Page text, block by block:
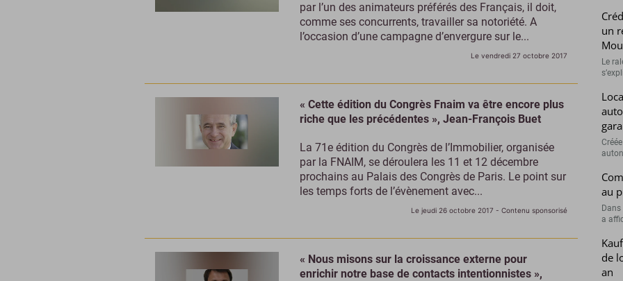
par l’un des animateurs préférés des Français, il doit,
comme ses concurrents, travailler sa notoriété. A
l’occasion d’une campagne d’envergure sur le...
Le vendredi 27 octobre 2017
« Cette édition du Congrès Fnaim va être encore plus
riche que les précédentes », Jean-François Buet
La 71e édition du Congrès de l’Immobilier, organisée
par la FNAIM, se déroulera les 11 et 12 décembre
prochains au Palais des Congrès de Paris. Le point sur
les temps forts de l’évènement avec...
Le jeudi 26 octobre 2017 - Contenu sponsorisé
« Nous misons sur la croissance externe pour
enrichir notre base de contacts intentionnistes »,
un
Le
au
a
de
an